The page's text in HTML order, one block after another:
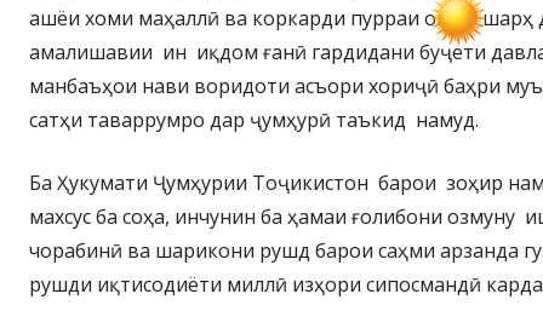
ашёи хоми маҳаллӣ ва коркарди пурраи онро
амалишавии ин иқдом ғанӣ гардидани буҷети
манбаъҳои нави воридоти асъори хориҷӣ баҳри
сатҳи таваррумро дар ҷумҳурӣ таъкид намуд.
Ба Ҳукумати Ҷумҳурии Тоҷикистон барои зоҳир
махсус ба соҳа, инчунин ба ҳамаи ғолибони озмуну
чорабинӣ ва шарикони рушд барои саҳми арзанда
рушди иқтисодиёти миллӣ изҳори сипосмандӣ